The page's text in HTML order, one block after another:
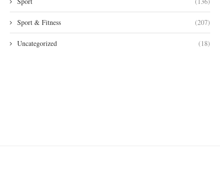
Sport & Fitness (207)
Uncategorized (18)